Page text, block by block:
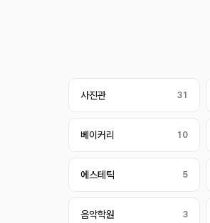
사진관 31
베이커리 10
에스테틱 5
음악학원 3